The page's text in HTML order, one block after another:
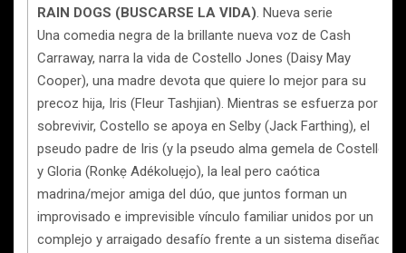
RAIN DOGS (BUSCARSE LA VIDA). Nueva serie
Una comedia negra de la brillante nueva voz de Cash
Carraway, narra la vida de Costello Jones (Daisy May
Cooper), una madre devota que quiere lo mejor para su
precoz hija, Iris (Fleur Tashjian). Mientras se esfuerza por
sobrevivir, Costello se apoya en Selby (Jack Farthing), el
pseudo padre de Iris (y la pseudo alma gemela de Costello),
y Gloria (Ronkẹ Adékoluẹjo), la leal pero caótica
madrina/mejor amiga del dúo, que juntos forman un
improvisado e imprevisible vínculo familiar unidos por un
complejo y arraigado desafío frente a un sistema diseñado